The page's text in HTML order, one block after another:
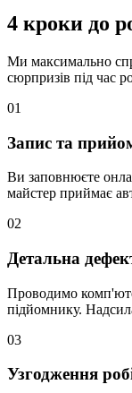
4 кроки до
Ми максимально
сюрпризів під час
01
Запис та
Ви заповнюєте
майстер приймає
02
Детальна
Проводимо
підйомнику.
03
Узгодження